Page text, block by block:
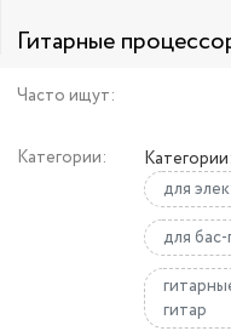
Гитарные
Часто ищут:
Категории:
Категории:
для
для бас-
гитар